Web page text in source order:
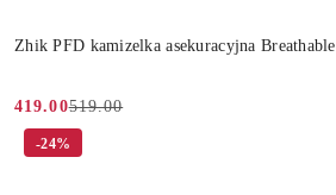
Zhik PFD kamizelka asekuracyjna Breathable
Cena
promocyjna:
419.00
Cena
przed
519.00
-24%